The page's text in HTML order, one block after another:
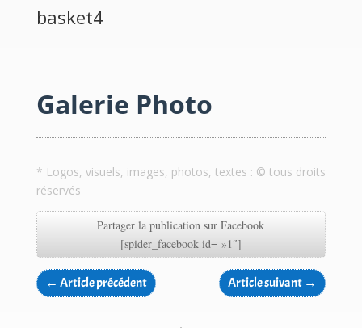
basket4
Galerie Photo
* Logos, visuels, images, photos, textes : © tous droits
réservés
Partager la publication sur Facebook
[spider_facebook id= »1″]
← Article précédent Article suivant →